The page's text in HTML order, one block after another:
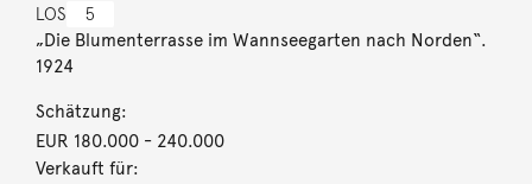
LOS 5
„Die Blumenterrasse im Wannseegarten nach Norden“.
1924
Schätzung:
EUR 180.000- 240.000
Verkauft für: